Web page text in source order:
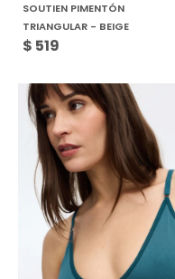
SOUTIEN PIMENTÓN
TRIANGULAR - BEIGE
$ 519